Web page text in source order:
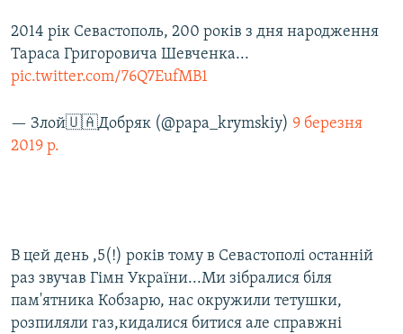
2014 рік Севастополь, 200 років з дня народження
Тараса Григоровича Шевченка...
pic.twitter.com/76Q7EufMB1
— Злой🇺🇦Добряк (@papa_krymskiy) 9 березня
2019 р.
В цей день ,5(!) років тому в Севастополі останній
раз звучав Гімн України...Ми зібралися біля
пам'ятника Кобзарю, нас окружили тетушки,
розпиляли газ,кидалися битися але справжні